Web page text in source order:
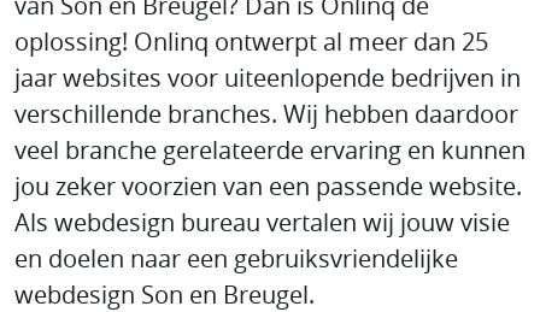
oplossing! Onlinq ontwerpt al meer dan 25
jaar websites voor uiteenlopende bedrijven in
verschillende branches. Wij hebben daardoor
veel branche gerelateerde ervaring en kunnen
jou zeker voorzien van een passende website.
Als webdesign bureau vertalen wij jouw visie
en doelen naar een gebruiksvriendelijke
webdesign Son en Breugel.